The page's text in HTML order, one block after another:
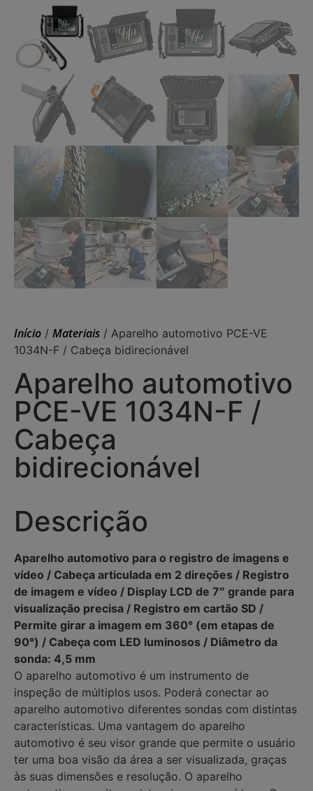
Início / Materiais / Aparelho automotivo PCE-VE
1034N-F / Cabeça bidirecionável
Aparelho automotivo
PCE-VE 1034N-F /
Cabeça
bidirecionável
Descrição
Aparelho automotivo para o registro de imagens e
vídeo / Cabeça articulada em 2 direções / Registro
de imagem e vídeo / Display LCD de 7″ grande para
visualização precisa / Registro em cartão SD /
Permite girar a imagem em 360° (em etapas de
90°) / Cabeça com LED luminosos / Diâmetro da
sonda: 4,5 mm
O aparelho automotivo é um instrumento de
inspeção de múltiplos usos. Poderá conectar ao
aparelho automotivo diferentes sondas com distintas
características. Uma vantagem do aparelho
automotivo é seu visor grande que permite o usuário
ter uma boa visão da área a ser visualizada, graças
às suas dimensões e resolução. O aparelho